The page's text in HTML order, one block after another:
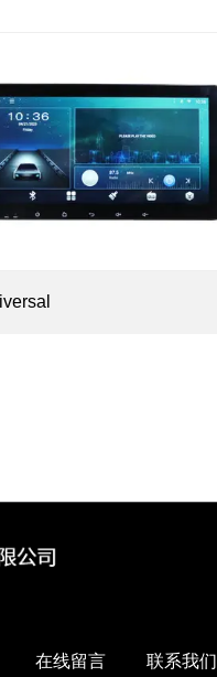
在线留言 联系我们